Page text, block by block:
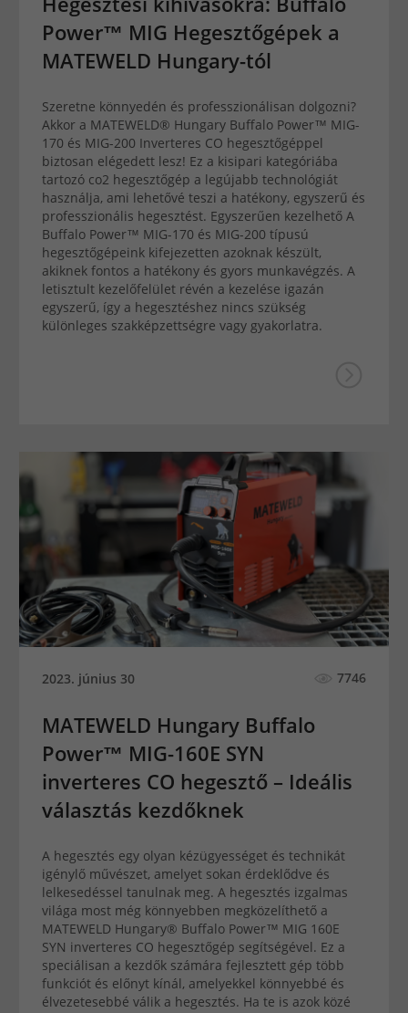
Power™ MIG Hegesztőgépek a
MATEWELD Hungary-tól
Szeretne könnyedén és professzionálisan dolgozni?
Akkor a MATEWELD® Hungary Buffalo Power™ MIG-
170 és MIG-200 Inverteres CO hegesztőgéppel
biztosan elégedett lesz! Ez a kisipari kategóriába
tartozó co2 hegesztőgép a legújabb technológiát
használja, ami lehetővé teszi a hatékony, egyszerű és
professzionális hegesztést. Egyszerűen kezelhető A
Buffalo Power™ MIG-170 és MIG-200 típusú
hegesztőgépeink kifejezetten azoknak készült,
akiknek fontos a hatékony és gyors munkavégzés. A
letisztult kezelőfelület révén a kezelése igazán
egyszerű, így a hegesztéshez nincs szükség
különleges szakképzettségre vagy gyakorlatra.
2023. június 30 7746
MATEWELD Hungary Buffalo
Power™ MIG-160E SYN
inverteres CO hegesztő – Ideális
választás kezdőknek
A hegesztés egy olyan kézügyességet és technikát
igénylő művészet, amelyet sokan érdeklődve és
lelkesedéssel tanulnak meg. A hegesztés izgalmas
világa most még könnyebben megközelíthető a
MATEWELD Hungary® Buffalo Power™ MIG 160E
SYN inverteres CO hegesztőgép segítségével. Ez a
speciálisan a kezdők számára fejlesztett gép több
funkciót és előnyt kínál, amelyekkel könnyebbé és
élvezetesebbé válik a hegesztés. Ha te is azok közé